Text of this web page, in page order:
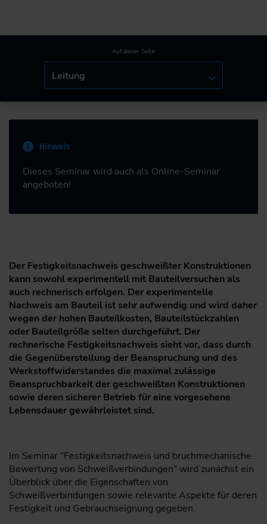
Auf dieser Seite:
Leitung
Hinweis
Dieses Seminar wird auch als Online-Seminar
angeboten!
Der Festigkeitsnachweis geschweißter Konstruktionen
kann sowohl experimentell mit Bauteilversuchen als
auch rechnerisch erfolgen. Der experimentelle
Nachweis am Bauteil ist sehr aufwendig und wird daher
wegen der hohen Bauteilkosten, Bauteilstückzahlen
oder Bauteilgröße selten durchgeführt. Der
rechnerische Festigkeitsnachweis sieht vor, dass durch
die Gegenüberstellung der Beanspruchung und des
Werkstoffwiderstandes die maximal zulässige
Beanspruchbarkeit der geschweißten Konstruktionen
sowie deren sicherer Betrieb für eine vorgesehene
Lebensdauer gewährleistet sind.
Im Seminar "Festigkeitsnachweis und bruchmechanische
Bewertung von Schweißverbindungen" wird zunächst ein
Überblick über die Eigenschaften von
Schweißverbindungen sowie relevante Aspekte für deren
Festigkeit und Gebrauchseignung gegeben.